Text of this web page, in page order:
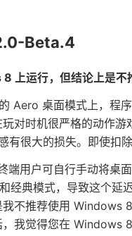
Beta.4
上运行，但结论上是
Aero 桌面模式上，程
对时机很严格的动作
有很大的损失。即使扣
用户可自行手动将桌
经典模式，导致这个延
不推荐使用 Windows
我觉得您在 Windows